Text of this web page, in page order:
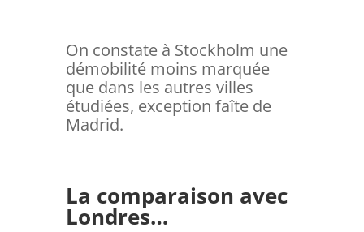
On constate à Stockholm une
démobilité moins marquée
que dans les autres villes
étudiées, exception faîte de
Madrid.
La comparaison avec
Londres…